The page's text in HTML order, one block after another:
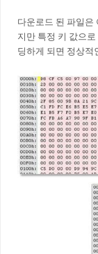
다운로드 된 파일은
지만 특정 키 값으
딩하게 되면 정상적